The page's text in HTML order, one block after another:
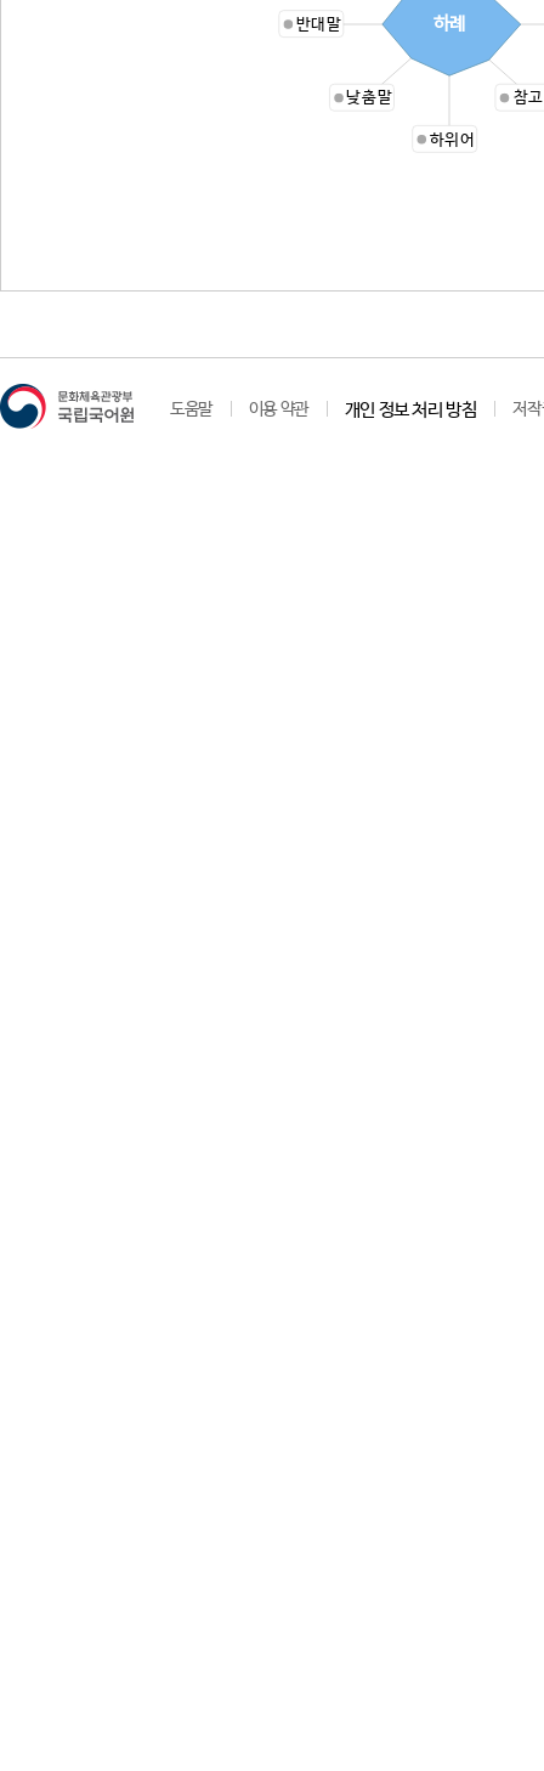
참
하위어
낮춤말
반대말 하례
도움말 이용 약관 개인 정보 처리 방침 저